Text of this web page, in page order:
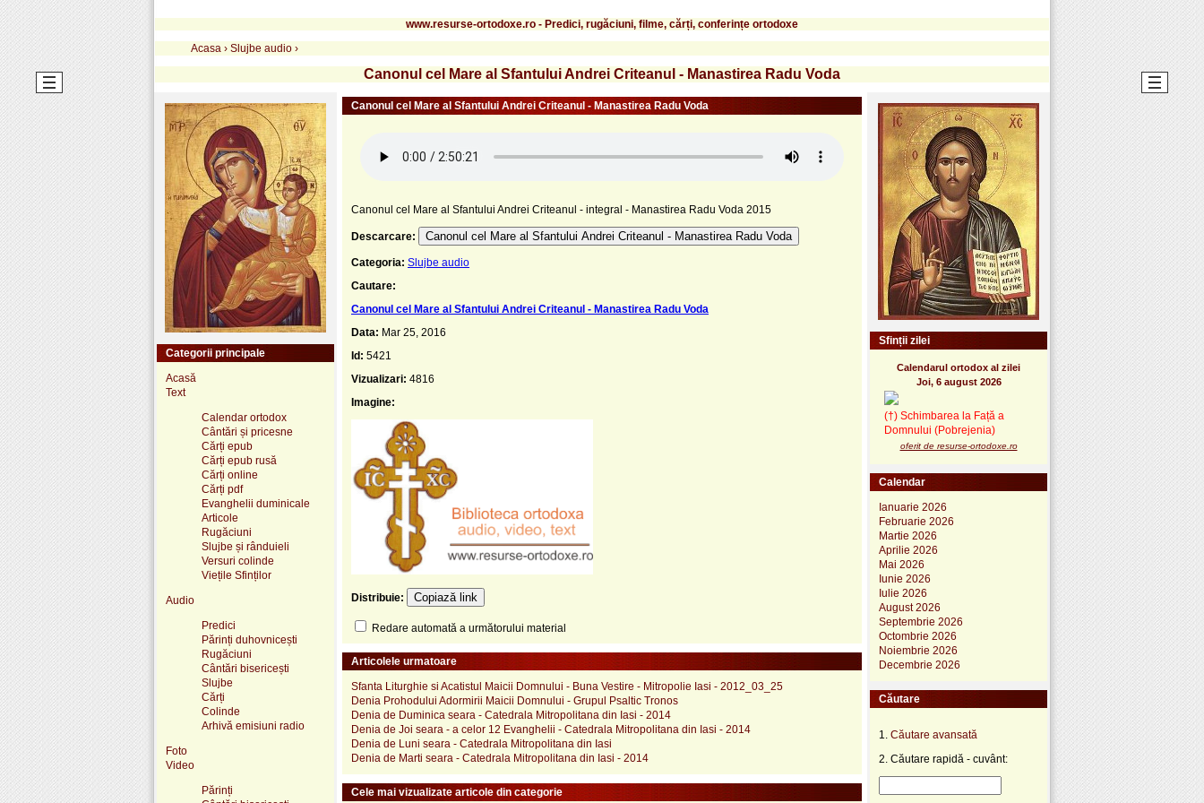
www.resurse-ortodoxe.ro - Predici, rugăciuni, filme, cărți, conferințe ortodoxe
Acasa › Slujbe audio ›
Canonul cel Mare al Sfantului Andrei Criteanul - Manastirea Radu Voda
Canonul cel Mare al Sfantului Andrei Criteanul - Manastirea Radu Voda
Canonul cel Mare al Sfantului Andrei Criteanul - integral - Manastirea Radu Voda 2015
Descarcare: Canonul cel Mare al Sfantului Andrei Criteanul - Manastirea Radu Voda
Categoria: Slujbe audio
Cautare:
Canonul cel Mare al Sfantului Andrei Criteanul - Manastirea Radu Voda
Data: Mar 25, 2016
Id: 5421
Vizualizari: 4816
Imagine:
Distribuie: Copiază link
Redare automată a următorului material
Articolele urmatoare
Sfanta Liturghie si Acatistul Maicii Domnului - Buna Vestire - Mitropolie Iasi - 2012_03_25
Denia Prohodului Adormirii Maicii Domnului - Grupul Psaltic Tronos
Denia de Duminica seara - Catedrala Mitropolitana din Iasi - 2014
Denia de Joi seara - a celor 12 Evanghelii - Catedrala Mitropolitana din Iasi - 2014
Denia de Luni seara - Catedrala Mitropolitana din Iasi
Denia de Marti seara - Catedrala Mitropolitana din Iasi - 2014
Cele mai vizualizate articole din categorie
Categorii principale
Acasă
Text
Calendar ortodox
Cântări și pricesne
Cărți epub
Cărți epub rusă
Cărți online
Cărți pdf
Evanghelii duminicale
Articole
Rugăciuni
Slujbe și rânduieli
Versuri colinde
Viețile Sfinților
Audio
Predici
Părinți duhovnicești
Rugăciuni
Cântări bisericești
Slujbe
Cărți
Colinde
Arhivă emisiuni radio
Foto
Video
Părinți
Sfinții zilei
Calendarul ortodox al zilei
Joi, 6 august 2026
(†) Schimbarea la Față a
Domnului (Pobrejenia)
oferit de resurse-ortodoxe.ro
Calendar
Ianuarie 2026
Februarie 2026
Martie 2026
Aprilie 2026
Mai 2026
Iunie 2026
Iulie 2026
August 2026
Septembrie 2026
Octombrie 2026
Noiembrie 2026
Decembrie 2026
Căutare
1. Căutare avansată
2. Căutare rapidă - cuvânt: